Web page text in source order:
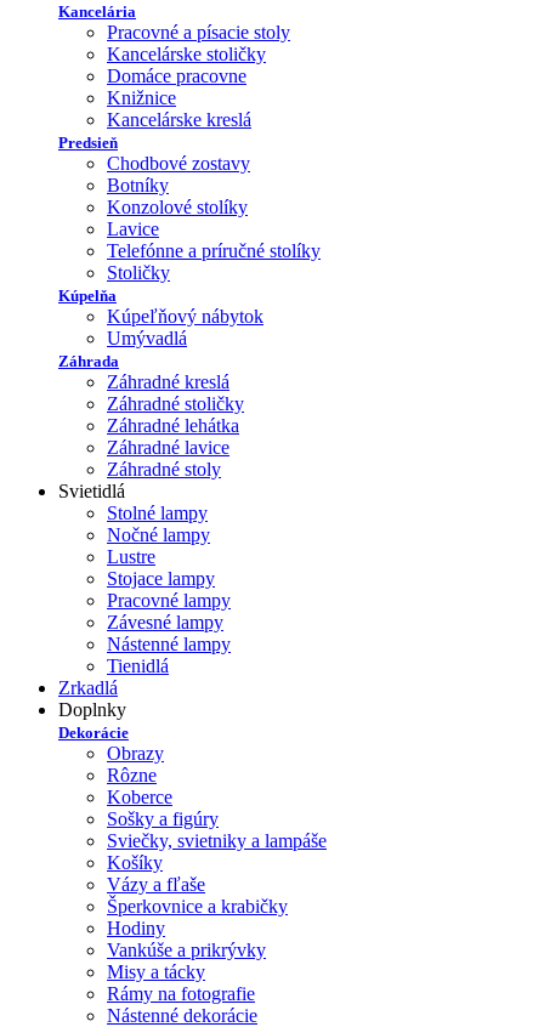
Kancelária
Pracovné a písacie stoly
Kancelárske stoličky
Domáce pracovne
Knižnice
Kancelárske kreslá
Predsieň
Chodbové zostavy
Botníky
Konzolové stolíky
Lavice
Telefónne a príručné stolíky
Stoličky
Kúpelňa
Kúpeľňový nábytok
Umývadlá
Záhrada
Záhradné kreslá
Záhradné stoličky
Záhradné lehátka
Záhradné lavice
Záhradné stoly
Svietidlá
Stolné lampy
Nočné lampy
Lustre
Stojace lampy
Pracovné lampy
Závesné lampy
Nástenné lampy
Tienidlá
Zrkadlá
Doplnky
Dekorácie
Obrazy
Rôzne
Koberce
Sošky a figúry
Sviečky, svietniky a lampáše
Košíky
Vázy a fľaše
Šperkovnice a krabičky
Hodiny
Vankúše a prikrývky
Misy a tácky
Rámy na fotografie
Nástenné dekorácie